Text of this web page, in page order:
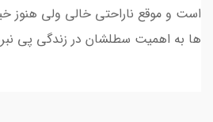
است و موقع ناراحتی خالی ولی هنوز
ها به اهمیت سطلشان در زندگی پی